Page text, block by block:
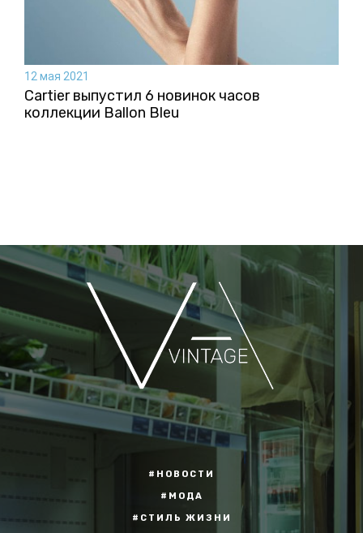
12 мая 2021
Cartier выпустил 6 новинок часов
коллекции Ballon Bleu
#НОВОСТИ
#МОДА
#СТИЛЬ ЖИЗНИ